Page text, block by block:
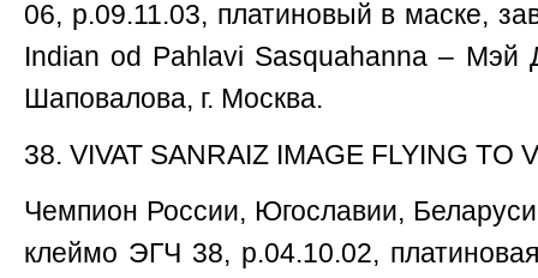
06, р.09.11.03, платиновый в маске,
Indian od Pahlavi Sаsquahanna –
Шаповалова, г. Москва.
38. VIVAT SANRAIZ IMAGE FLYING TO
Чемпион России, Югославии,
клеймо ЭГЧ 38, р.04.10.02,